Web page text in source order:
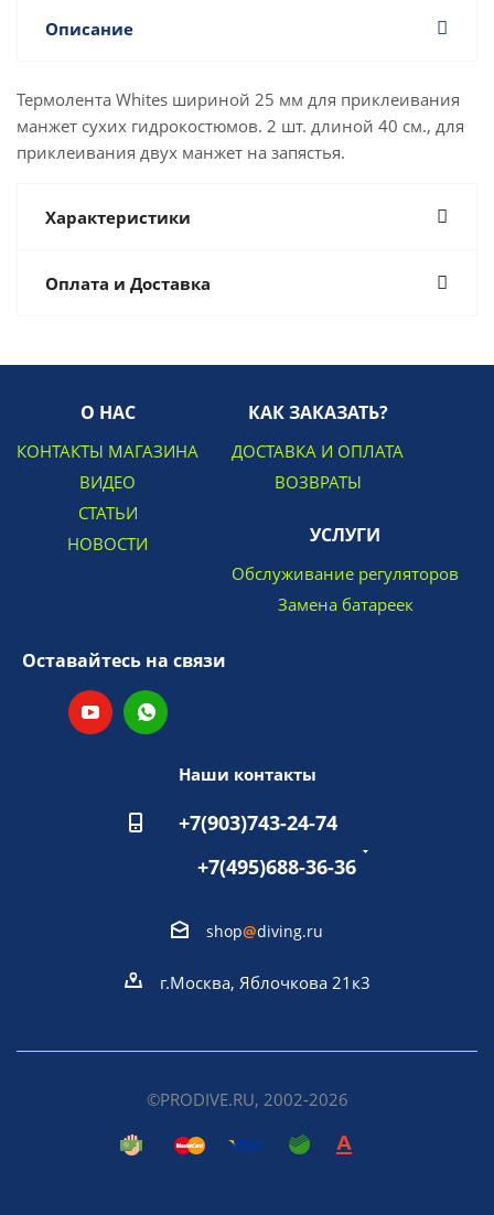
Описание
Термолента Whites шириной 25 мм для приклеивания
манжет сухих гидрокостюмов. 2 шт. длиной 40 см., для
приклеивания двух манжет на запястья.
Характеристики
Оплата и Доставка
О НАС
КОНТАКТЫ МАГАЗИНА
ВИДЕО
СТАТЬИ
НОВОСТИ
КАК ЗАКАЗАТЬ?
ДОСТАВКА И ОПЛАТА
ВОЗВРАТЫ
УСЛУГИ
Обслуживание регуляторов
Замена батареек
Оставайтесь на связи
Наши контакты
+7(903)743-24-74
+7(495)688-36-36
shop@diving.ru
г.Москва, Яблочкова 21к3
©PRODIVE.RU, 2002-2026